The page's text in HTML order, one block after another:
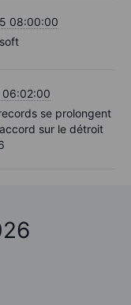
08:00:00
se prolongent
accord sur le détroit